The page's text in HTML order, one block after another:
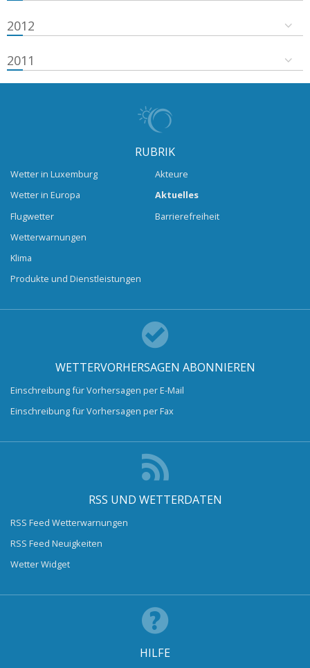
2012
2011
RUBRIK
Wetter in Luxemburg
Wetter in Europa
Flugwetter
Wetterwarnungen
Klima
Produkte und Dienstleistungen
Akteure
Aktuelles
Barrierefreiheit
WETTERVORHERSAGEN ABONNIEREN
Einschreibung für Vorhersagen per E-Mail
Einschreibung für Vorhersagen per Fax
RSS UND WETTERDATEN
RSS Feed Wetterwarnungen
RSS Feed Neuigkeiten
Wetter Widget
HILFE